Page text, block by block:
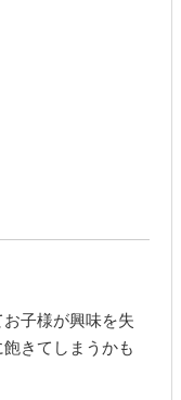
子様が興味を失
きてしまうかも